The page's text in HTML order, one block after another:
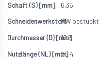
6.35
HW bestückt
12.3
25.4